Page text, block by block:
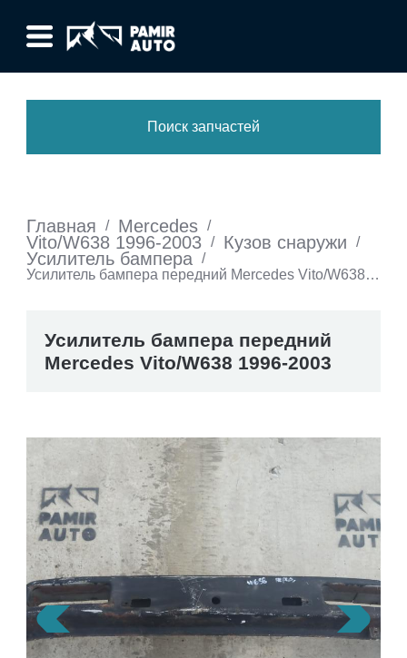
Поиск запчастей
Главная / Mercedes /
Vito/W638 1996-2003 / Кузов снаружи /
Усилитель бампера /
Усилитель бампера передний Mercedes Vito/W638
Усилитель бампера передний
Mercedes Vito/W638 1996-2003